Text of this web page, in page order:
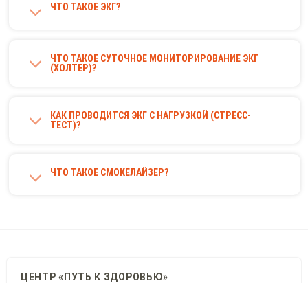
ЧТО ТАКОЕ ЭКГ?
ЧТО ТАКОЕ СУТОЧНОЕ МОНИТОРИРОВАНИЕ ЭКГ
(ХОЛТЕР)?
КАК ПРОВОДИТСЯ ЭКГ С НАГРУЗКОЙ (СТРЕСС-
ТЕСТ)?
ЧТО ТАКОЕ СМОКЕЛАЙЗЕР?
ЦЕНТР «ПУТЬ К ЗДОРОВЬЮ»